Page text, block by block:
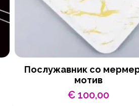
Послужавник со
мотив
€100,00